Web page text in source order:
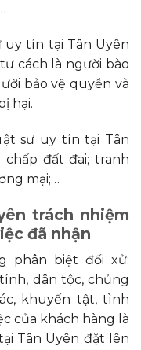
uy tín tại Tân Uyên
cách là người bào
bảo vệ quyền và
hại.
sư uy tín tại Tân
đất đai; tranh
mại;…
trách nhiệm
đã nhận
phân biệt đối xử:
dân tộc, chủng
khuyến tật, tình
của khách hàng là
Tân Uyên đặt lên